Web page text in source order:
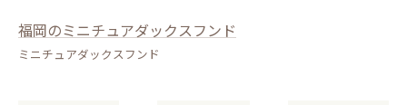
福岡のミニチュアダックスフンド
ミニチュアダックスフンド